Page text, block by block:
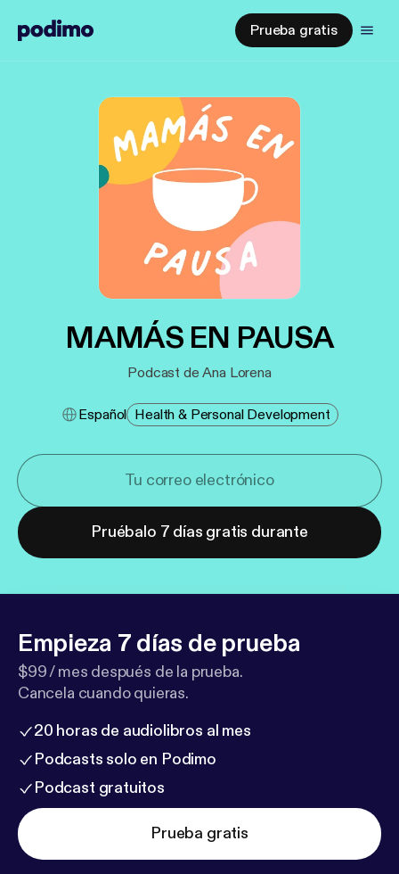
Prueba gratis
MAMÁS EN PAUSA
Podcast de Ana Lorena
Español Health & Personal Development
Pruébalo 7 días gratis durante
Empieza 7 días de prueba
$99 / mes después de la prueba.
Cancela cuando quieras.
20 horas de audiolibros al mes
Podcasts solo en Podimo
Podcast gratuitos
Prueba gratis